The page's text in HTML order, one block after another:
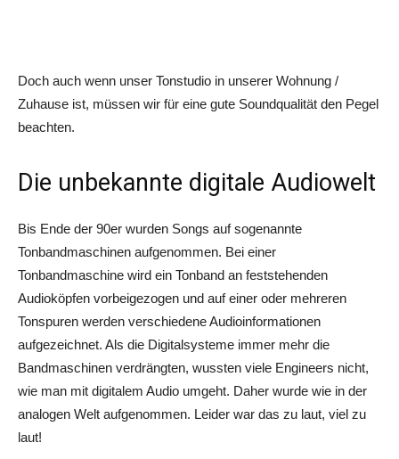
Doch auch wenn unser Tonstudio in unserer Wohnung /
Zuhause ist, müssen wir für eine gute Soundqualität den Pegel
beachten.
Die unbekannte digitale Audiowelt
Bis Ende der 90er wurden Songs auf sogenannte
Tonbandmaschinen aufgenommen. Bei einer
Tonbandmaschine wird ein Tonband an feststehenden
Audioköpfen vorbeigezogen und auf einer oder mehreren
Tonspuren werden verschiedene Audioinformationen
aufgezeichnet. Als die Digitalsysteme immer mehr die
Bandmaschinen verdrängten, wussten viele Engineers nicht,
wie man mit digitalem Audio umgeht. Daher wurde wie in der
analogen Welt aufgenommen. Leider war das zu laut, viel zu
laut!